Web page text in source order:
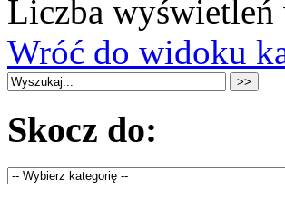
Liczba
Wróć do widoku
Skocz do: